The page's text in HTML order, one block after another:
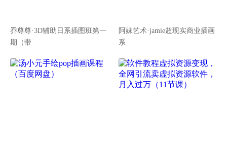
乔尊尊·3D辅助日系插图班第一
期（带
阿妹艺术·jamie超现实商业插画
系